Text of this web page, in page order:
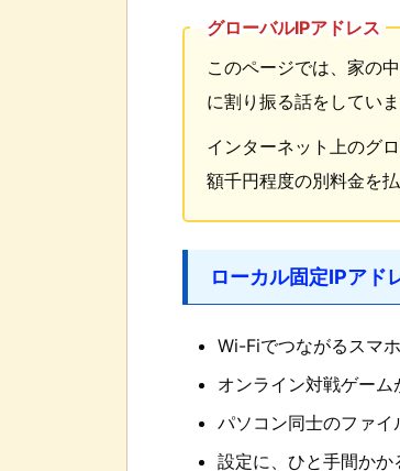
グローバルIPアドレス
このページでは、家の
に割り振る話をしていま
インターネット上のグ
額千円程度の別料金を
ローカル固定IPアド
Wi-Fiでつながるスマ
オンライン対戦ゲーム
パソコン同士のファ
設定に、ひと手間か